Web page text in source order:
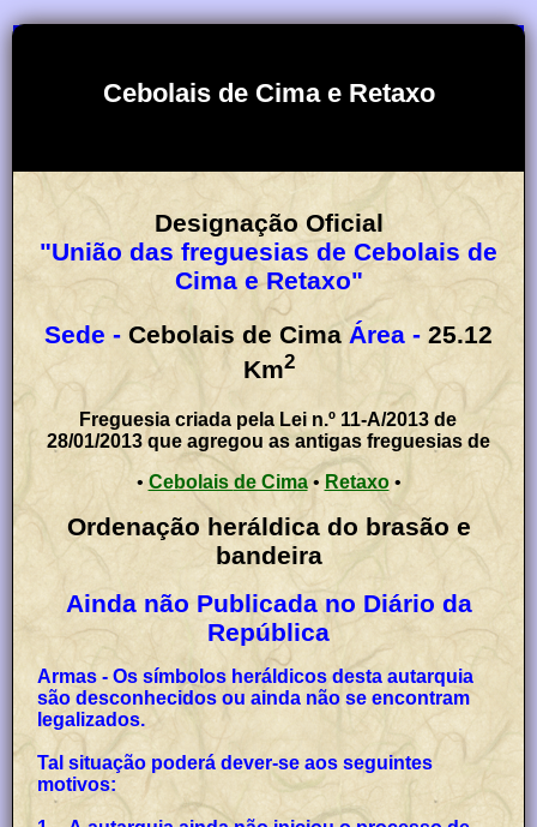
Cebolais de Cima e Retaxo
Designação Oficial
"União das freguesias de Cebolais de
Cima e Retaxo"
Sede - Cebolais de Cima Área - 25.12
Km2
Freguesia criada pela Lei n.º 11-A/2013 de
28/01/2013 que agregou as antigas freguesias de
•
Cebolais de Cima• Retaxo•
Ordenação heráldica do brasão e
bandeira
Ainda não Publicada no Diário da
República
Armas - Os símbolos heráldicos desta autarquia
são desconhecidos ou ainda não se encontram
legalizados.
Tal situação poderá dever-se aos seguintes
motivos: